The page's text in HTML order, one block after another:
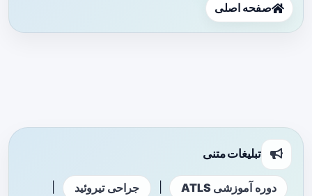
صفحه اصلی
تبلیغات متنی
دوره آموزشی ATLS جراحی تیروئید